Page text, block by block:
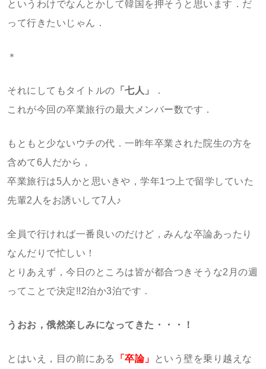
というわけでなんとかして韓国を押そうと思います．だ
って行きたいじゃん．
＊
それにしてもタイトルの 「七人」
．
これが今回の卒業旅行の最大メンバー数です．
もともと少ないウチの代．一昨年卒業された院生の方を
含めて6人だから，
卒業旅行は5人かと思いきや，学年1つ上で留学していた
先輩2人をお誘いして7人♪
全員で行ければ一番良いのだけど，みんな卒論あったり
なんだりで忙しい！
とりあえず，今日のところは皆が都合つきそうな2月の週
ってことで決定!!2泊か3泊です．
うおお，俄然楽しみになってきた・・・！
とはいえ，目の前にある 「卒論」
という壁を乗り越えな